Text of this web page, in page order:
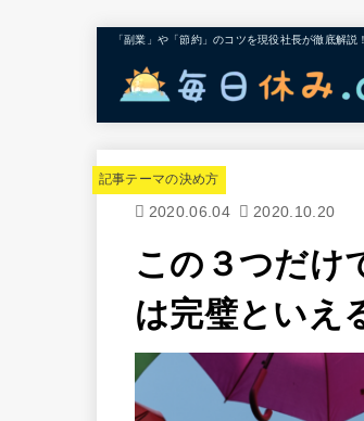
「副業」や「節約」のコツを現役社長が徹底解説！
記事テーマの決め方
2020.06.04 2020.10.20
この３つだけ
は完璧といえ